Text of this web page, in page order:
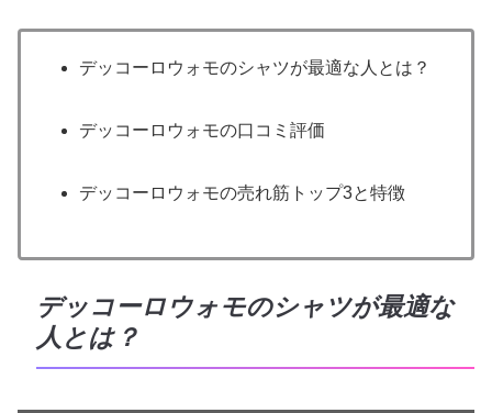
デッコーロウォモのシャツが最適な人とは？
デッコーロウォモの口コミ評価
デッコーロウォモの売れ筋トップ3と特徴
デッコーロウォモのシャツが最適な
人とは？